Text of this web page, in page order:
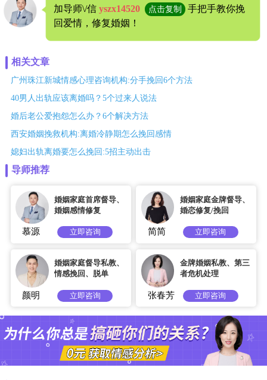
加导师\/信 yszx14520 点击复制
手把手教你挽
回爱情，修复婚姻！
相关文章
广州珠江新城情感心理咨询机构:分手挽回6个方法
40男人出轨应该离婚吗？5个过来人说法
婚后老公爱抱怨怎么办？6个解决方法
西安婚姻挽救机构:离婚冷静期怎么挽回感情
媳妇出轨离婚要怎么挽回:5招主动出击
导师推荐
婚姻家庭首席督导、
婚姻感情修复
慕源 立即咨询
婚姻家庭金牌督导、
婚恋修复/挽回
简简 立即咨询
婚姻家庭督导私教、
情感挽回、脱单
颜明 立即咨询
金牌婚姻私教、第三
者危机处理
张春芳 立即咨询